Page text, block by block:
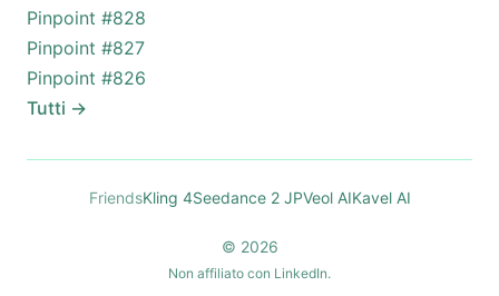
Pinpoint #828
Pinpoint #827
Pinpoint #826
Tutti →
FriendsKling 4Seedance 2 JPVeol AIKavel AI
© 2026
Non affiliato con LinkedIn.